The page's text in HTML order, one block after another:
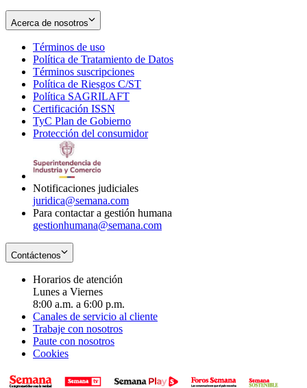
Acerca de nosotros
Términos de uso
in
new
window
Política de Tratamiento de Datos
Términos suscripciones
in
Política de Riesgos C/ST
Política SAGRILAFT
new
window
Certificación ISSN
in
new
TyC Plan de Gobierno
in
Protección del consumidorOpens
Notificaciones judiciales
juridica@semana.com
Para contactar a gestión humana
gestionhumana@semana.com
Contáctenos
Horarios de atención
Lunes a Viernes
8:00 a.m. a 6:00 p.m.
Canales de servicio al cliente
Trabaje con nosotros
Paute con nosotros
Cookies